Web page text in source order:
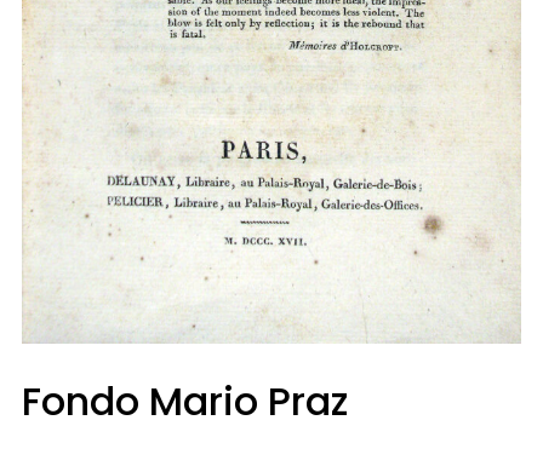
Fondo Mario Praz